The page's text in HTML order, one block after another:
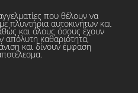
που θέλουν να
πλυντήρια αυτοκινήτων και
και όλους όσους έχουν
απόλυτη καθαριότητα,
και δίνουν έμφαση